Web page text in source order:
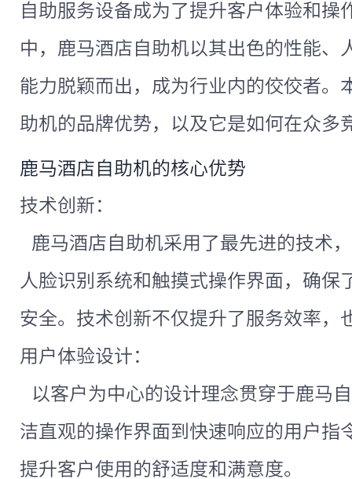
自助服务设备成为了提升客户体验和操
中，鹿马酒店自助机以其出色的性能、
能力脱颖而出，成为行业内的佼佼者。
助机的品牌优势，以及它是如何在众多
鹿马酒店自助机的核心优势
技术创新：
鹿马酒店自助机采用了最先进的技术
人脸识别系统和触摸式操作界面，确保
安全。技术创新不仅提升了服务效率，
用户体验设计：
以客户为中心的设计理念贯穿于鹿马
洁直观的操作界面到快速响应的用户指
提升客户使用的舒适度和满意度。